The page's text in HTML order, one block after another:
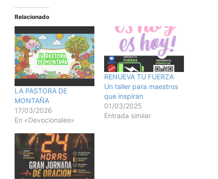
Relacionado
LA PASTORA DE
MONTAÑA
17/03/2026
En «Devocionales»
RENUEVA TU FUERZA
Un taller para maestros
que inspiran
01/03/2025
Entrada similar